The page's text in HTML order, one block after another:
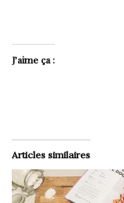
J’aime ça :
Articles similaires